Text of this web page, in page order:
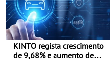
KINTO regista crescimento
de 9,68% e aumento de